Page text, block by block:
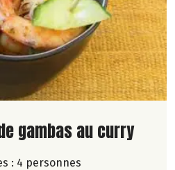
recette
gambas au curry
: 4 personnes